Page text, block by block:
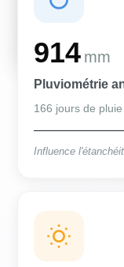
Des conditions
914 mm
Pluviométrie
166 jours de
Influence